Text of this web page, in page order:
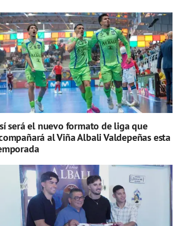
será el nuevo formato de liga que
al Viña Albali Valdepeñas esta